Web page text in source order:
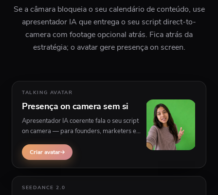
Se a câmara bloqueia o seu calendário de conteúdo, use
apresentador IA que entrega o seu script direct-to-
camera com footage opcional atrás. Fica atrás da
estratégia; o avatar gere presença on screen.
TALKING AVATAR
Presença on camera sem si
Apresentador IA coerente fala o seu script
on camera — para founders, marketers e
vídeo.Criar avatar
SEEDANCE 2.0